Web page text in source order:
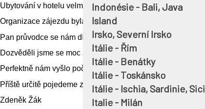
Indonésie - Bali, Java
Island
Irsko, Severní Irsko
Itálie - Řím
Itálie - Benátky
Itálie - Toskánsko
Itálie - Ischia, Sardinie,
Italie - Milán
Ubytování v hotelu velmi dobré, strava v hotelu na dobré
Organizace zájezdu byla jako vždy perfektní.
Pan průvodce se nám díky menší skupince hodně
Dozvěděli jsme se moc zajímavostí, ostatně tak jako na
Perfektně nám vyšlo počasí, zájezd jsme si parádně užili.
Příště určitě pojedeme zase s tímto skvělým průvodcem,
Zdeněk Žák